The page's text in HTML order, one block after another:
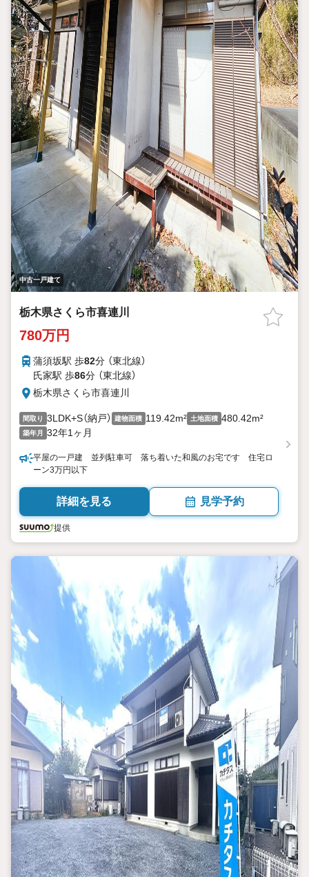
中古一戸建て
栃木県さくら市喜連川
780万円
蒲須坂駅 歩82分 （東北線）
氏家駅 歩86分 （東北線）
栃木県さくら市喜連川
間取り 3LDK+S（納戸） 建物面積 119.42m² 土地面積 480.42m²
築年月 32年1ヶ月
平屋の一戸建 並列駐車可 落ち着いた和風のお宅です 住宅ロ
ーン3万円以下
詳細を見る 見学予約
提供